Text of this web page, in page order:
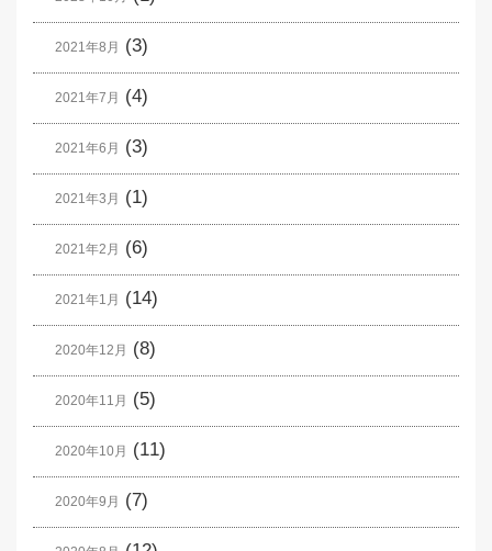
2021年8月 (3)
2021年7月 (4)
2021年6月 (3)
2021年3月 (1)
2021年2月 (6)
2021年1月 (14)
2020年12月 (8)
2020年11月 (5)
2020年10月 (11)
2020年9月 (7)